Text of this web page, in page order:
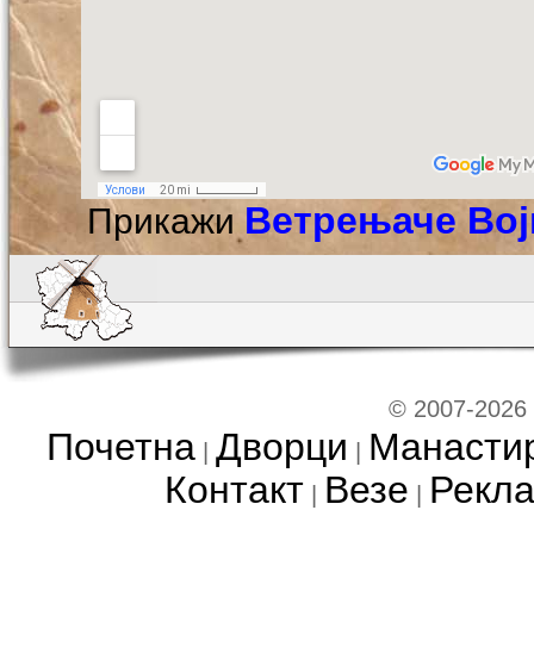
ПрикажиВетрењаче
© 2007-2026
Почетна Дворци
Контакт Везе